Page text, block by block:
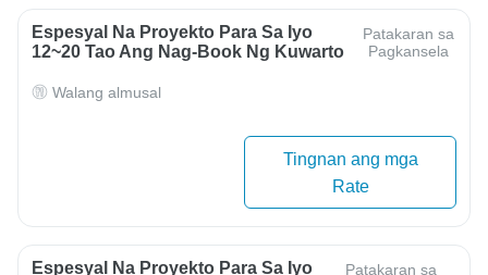
Espesyal Na Proyekto Para Sa Iyo
12~20 Tao Ang Nag-Book Ng Kuwarto
Patakaran sa
Pagkansela
Walang almusal
Tingnan ang mga
Rate
Espesyal Na Proyekto Para Sa Iyo
Patakaran sa